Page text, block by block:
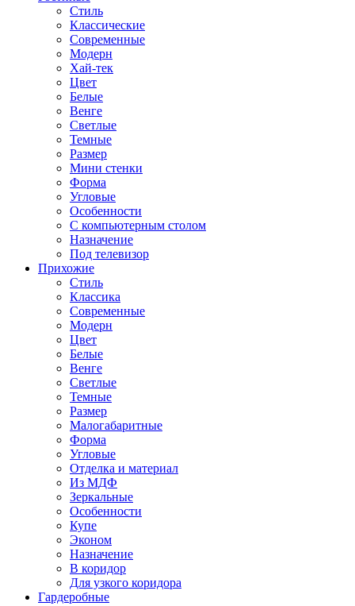
Стиль
Классические
Современные
Модерн
Хай-тек
Цвет
Белые
Венге
Светлые
Темные
Размер
Мини стенки
Форма
Угловые
Особенности
С компьютерным столом
Назначение
Под телевизор
Прихожие
Стиль
Классика
Современные
Модерн
Цвет
Белые
Венге
Светлые
Темные
Размер
Малогабаритные
Форма
Угловые
Отделка и материал
Из МДФ
Зеркальные
Особенности
Купе
Эконом
Назначение
В коридор
Для узкого коридора
Гардеробные